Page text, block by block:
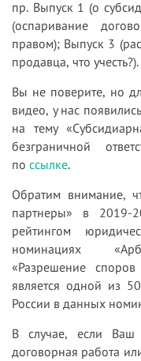
пр. Выпуск 1 (о
(оспаривание
правом); Выпуск 3
продавца, что
Вы не поверите, но
видео, у нас
на тему
безграничной
по ссылке.
Обратим внимание,
партнеры» в 2019-
рейтингом
номинациях
«Разрешение
является одной из
России в данных
В случае, если
договорная работа